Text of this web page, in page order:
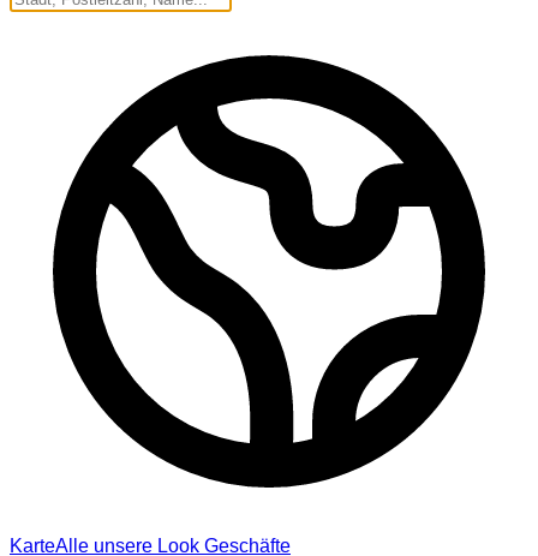
KarteAlle unsere Look Geschäfte